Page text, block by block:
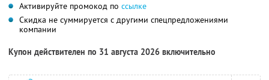
Активируйте промокод по ссылке
Скидка не суммируется с другими спецпредложениями
компании
Купон действителен по 31 августа 2026 включительно